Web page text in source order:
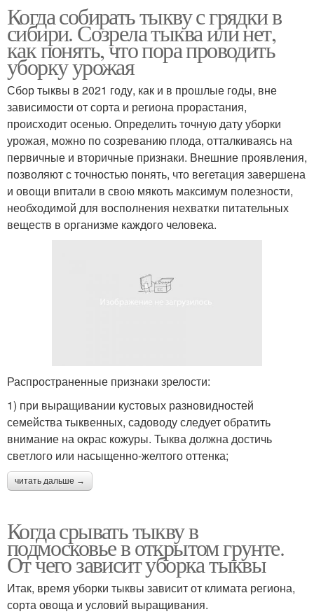
Когда собирать тыкву с грядки в
сибири. Созрела тыква или нет,
как понять, что пора проводить
уборку урожая
Сбор тыквы в 2021 году, как и в прошлые годы, вне
зависимости от сорта и региона прорастания,
происходит осенью. Определить точную дату уборки
урожая, можно по созреванию плода, отталкиваясь на
первичные и вторичные признаки. Внешние проявления,
позволяют с точностью понять, что вегетация завершена
и овощи впитали в свою мякоть максимум полезности,
необходимой для восполнения нехватки питательных
веществ в организме каждого человека.
Распространенные признаки зрелости:
1) при выращивании кустовых разновидностей
семейства тыквенных, садоводу следует обратить
внимание на окрас кожуры. Тыква должна достичь
светлого или насыщенно-желтого оттенка;
читать дальше →
Когда срывать тыкву в
подмосковье в открытом грунте.
От чего зависит уборка тыквы
Итак, время уборки тыквы зависит от климата региона,
сорта овоща и условий выращивания.